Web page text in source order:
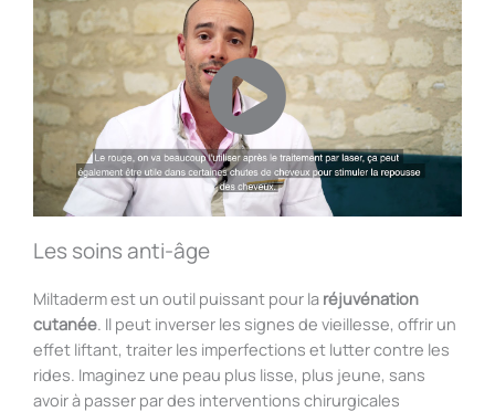
Les soins anti-âge
Miltaderm est un outil puissant pour la réjuvénation
cutanée. Il peut inverser les signes de vieillesse, offrir un
effet liftant, traiter les imperfections et lutter contre les
rides. Imaginez une peau plus lisse, plus jeune, sans
avoir à passer par des interventions chirurgicales